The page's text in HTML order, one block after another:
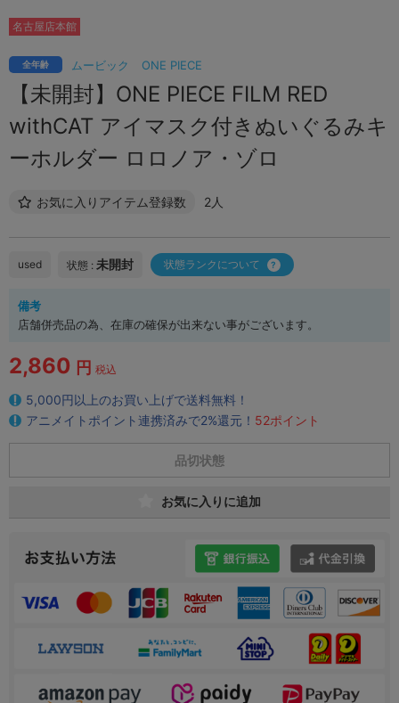
ムービック ONE PIECE
全年齢
【未開封】ONE PIECE FILM RED
withCAT アイマスク付きぬいぐるみキ
ーホルダー ロロノア・ゾロ
お気に入りアイテム登録数 2人
名古屋店本館
used 状態 : 未開封 状態ランクについて
備考
店舗併売品の為、在庫の確保が出来ない事がございます。
2,860 円 税込
5,000円以上のお買い上げで送料無料！
アニメイトポイント連携済みで2%還元！ 52ポイント
品切状態
お気に入りに追加